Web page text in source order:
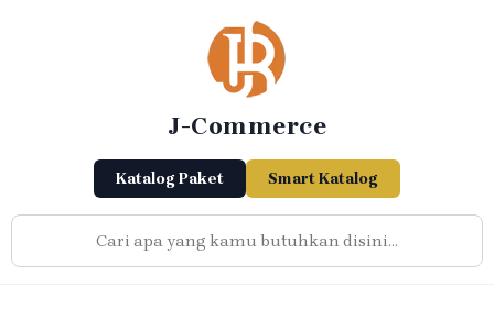
J-Commerce
Katalog Paket Smart Katalog